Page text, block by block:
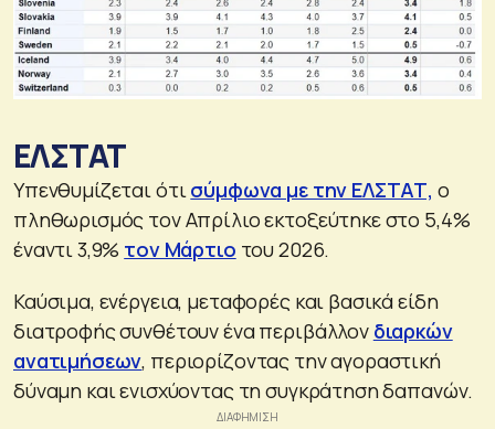
ΕΛΣΤΑΤ
Υπενθυμίζεται ότι σύμφωνα με την ΕΛΣΤΑΤ, ο
πληθωρισμός τον Απρίλιο εκτοξεύτηκε στο 5,4%
έναντι 3,9% τον Μάρτιο του 2026.
Καύσιμα, ενέργεια, μεταφορές και βασικά είδη
διατροφής συνθέτουν ένα περιβάλλον διαρκών
ανατιμήσεων, περιορίζοντας την αγοραστική
δύναμη και ενισχύοντας τη συγκράτηση δαπανών.